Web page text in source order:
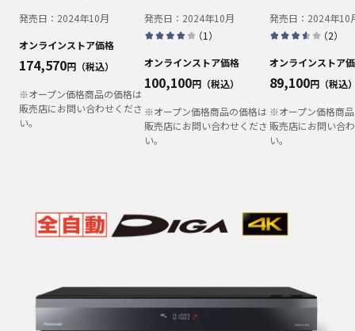
発売日： 2024年10月
オンラインストア価格
174,570円（税込）
※オープン価格商品の価格は
販売店にお問い合わせくださ
い。
発売日： 2024年10月
（1 ）
オンラインストア価格
100,100円（税込）
※オープン価格商品の価格は
販売店にお問い合わせくださ
い。
発売日： 2024年10
（2）
オンラインストア
89,100円（税込
※オープン価格商
販売店にお問い合
い。